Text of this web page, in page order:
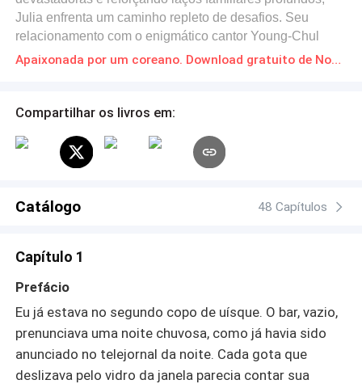
Julia enfrenta um caminho repleto de desafios. Seu
relacionamento com o enigmático cantor Young-Chul
adiciona uma camada de sensualidade e descobertas no
questão permanece: será que o amor de Julia e Young-
caminho? Descubra nesta história de amor e
autodescoberta, onde cada página revela uma nova
Apaixonada por um coreano. Download gratuito de Novelas Online em PDF
Compartilhar os livros em:
Catálogo 48 Capítulos
Capítulo 1
Prefácio
Eu já estava no segundo copo de uísque. O bar, vazio,
prenunciava uma noite chuvosa, como já havia sido
anunciado no telejornal da noite. Cada gota que
deslizava pelo vidro da janela parecia contar sua